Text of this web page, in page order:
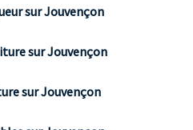
sur Jouvençon
sur Jouvençon
sur Jouvençon